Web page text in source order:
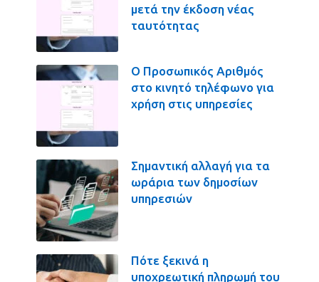
μετά την έκδοση νέας
ταυτότητας
Ο Προσωπικός Αριθμός
στο κινητό τηλέφωνο για
χρήση στις υπηρεσίες
Σημαντική αλλαγή για τα
ωράρια των δημοσίων
υπηρεσιών
Πότε ξεκινά η
υποχρεωτική πληρωμή του